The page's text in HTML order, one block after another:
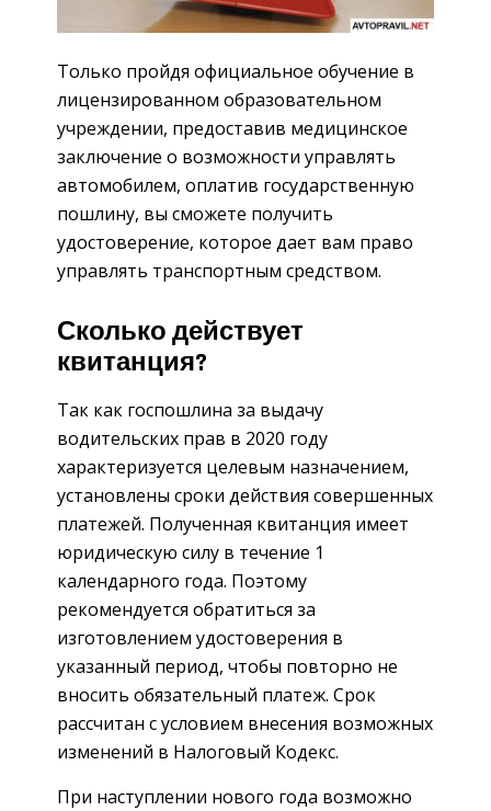
Только пройдя официальное обучение в
лицензированном образовательном
учреждении, предоставив медицинское
заключение о возможности управлять
автомобилем, оплатив государственную
пошлину, вы сможете получить
удостоверение, которое дает вам право
управлять транспортным средством.
Сколько действует
квитанция?
Так как госпошлина за выдачу
водительских прав в 2020 году
характеризуется целевым назначением,
установлены сроки действия совершенных
платежей. Полученная квитанция имеет
юридическую силу в течение 1
календарного года. Поэтому
рекомендуется обратиться за
изготовлением удостоверения в
указанный период, чтобы повторно не
вносить обязательный платеж. Срок
рассчитан с условием внесения возможных
изменений в Налоговый Кодекс.
При наступлении нового года возможно